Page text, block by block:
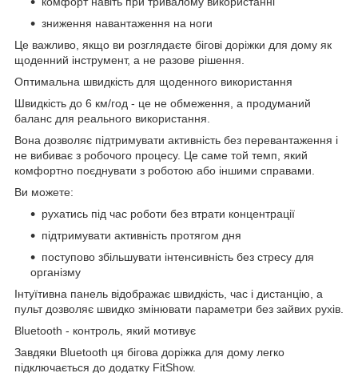
зниження навантаження на ноги
Це важливо, якщо ви розглядаєте бігові доріжки для дому як
щоденний інструмент, а не разове рішення.
Оптимальна швидкість для щоденного використання
Швидкість до 6 км/год - це не обмеження, а продуманий
баланс для реального використання.
Вона дозволяє підтримувати активність без перевантаження і
не вибиває з робочого процесу. Це саме той темп, який
комфортно поєднувати з роботою або іншими справами.
Ви можете:
рухатись під час роботи без втрати концентрації
підтримувати активність протягом дня
поступово збільшувати інтенсивність без стресу для
організму
Інтуїтивна панель відображає швидкість, час і дистанцію, а
пульт дозволяє швидко змінювати параметри без зайвих рухів.
Bluetooth - контроль, який мотивує
Завдяки Bluetooth ця бігова доріжка для дому легко
підключається до додатку FitShow.